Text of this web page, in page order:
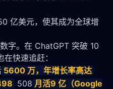
亿美元，使其成为全球增
字。在 ChatGPT 突破 10
快速追赶：
5600 万，年增长率高达
508 月活9 亿（Google